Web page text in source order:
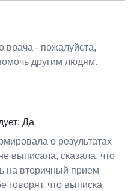
врача - пожалуйста,
другим людям.
Да
о результатах
выписала, сказала, что
на вторичный прием
говорят, что выписка